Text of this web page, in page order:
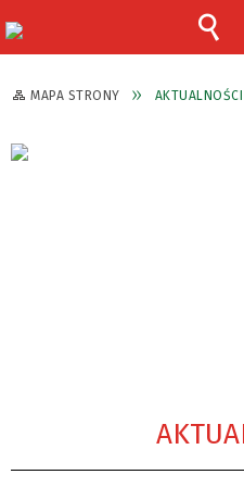
MAPA STRONY AKTUALNOŚCI